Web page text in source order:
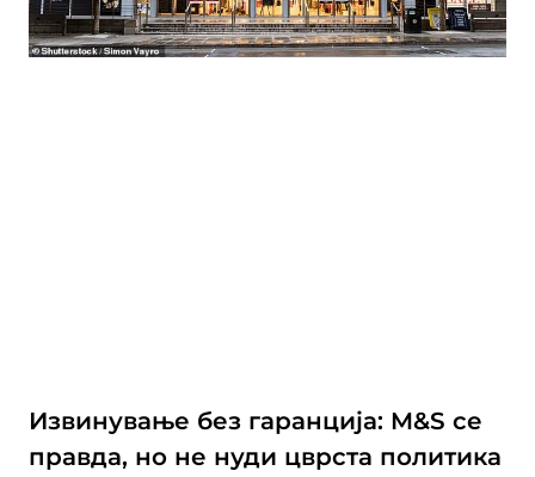
Извинување без гаранција: M&S се
правда, но не нуди цврста политика